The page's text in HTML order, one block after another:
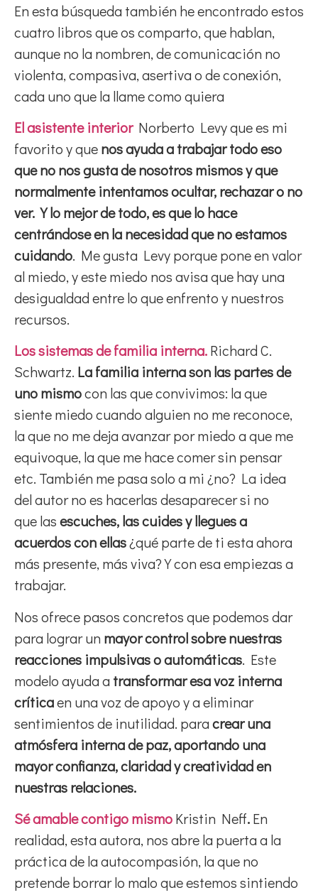
En esta búsqueda también he encontrado estos
cuatro libros que os comparto, que hablan,
aunque no la nombren, de comunicación no
violenta, compasiva, asertiva o de conexión,
cada uno que la llame como quiera
El asistente interiorNorberto Levy que es mi
favorito y quenos ayuda a trabajar todo eso
que no nos gusta de nosotros mismos y que
normalmente intentamos ocultar, rechazar o no
ver. Y lo mejor de todo, es que lo hace
centrándose en la necesidad que no estamos
cuidando. Me gusta Levy porque pone en valor
al miedo, y este miedo nos avisa que hay una
desigualdad entre lo que enfrento y nuestros
recursos.
Los sistemas de familia interna.Richard C.
Schwartz. La familia internason las partes de
uno mismocon las que convivimos: la que
siente miedo cuando alguien no me reconoce,
la que no me deja avanzar por miedo a que me
equivoque, la que me hace comer sin pensar
etc. También me pasa solo a mi ¿no? La idea
del autor no es hacerlas desaparecer si no
que lasescuches, las cuides y llegues a
acuerdos con ellas¿qué parte de ti esta ahora
más presente, más viva? Y con esa empiezas a
trabajar.
Nos ofrece pasos concretos que podemos dar
para lograr un mayor control sobre nuestras
reacciones impulsivas o automáticas. Este
modelo ayuda a transformar esa voz interna
críticaen una voz de apoyo y a eliminar
sentimientos de inutilidad. paracrear una
atmósfera interna de paz, aportando una
mayor confianza, claridad y creatividad en
nuestras relaciones.
Sé amable contigo mismoKristin Neff.En
realidad, esta autora, nos abre la puerta a la
práctica de la autocompasión, la que no
pretende borrar lo malo que estemos sintiendo